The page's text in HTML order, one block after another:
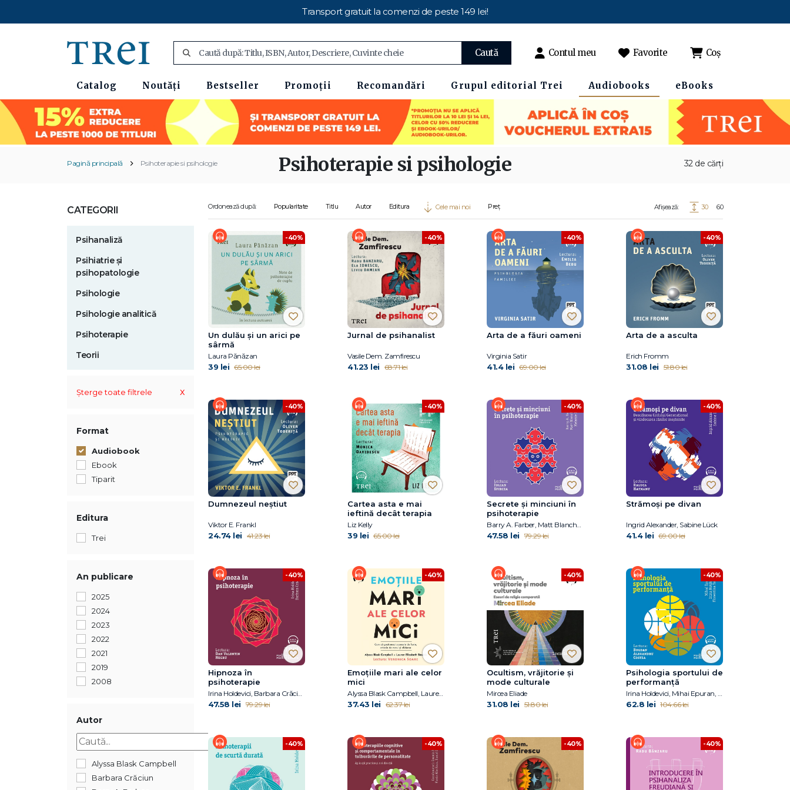
Transport gratuit la comenzi de peste 149 lei!
Caută Contul meu Favorite Coș
Catalog Noutăți Bestseller Promoții Recomandări Grupul editorial Trei Audiobooks eBooks
Pagină principală Psihoterapie si psihologie 32 de cărți
Psihoterapie si psihologie
CATEGORII
Psihanaliză
Psihiatrie și
psihopatologie
Psihologie
Psihologie analitică
Psihoterapie
Teorii
Șterge toate filtrele x
Format
Audiobook
Ebook
Tiparit
Editura
Trei
An publicare
2025
2024
2023
2022
2021
2019
2008
Autor
Alyssa Blask Campbell
Barbara Crăciun
Ordonează după: Popularitate Titlu Autor Editura Cele mai noi Preț Afișează: 30 60
-40%
Un dulău și un arici pe
sârmă
Laura Pănăzan
39 lei 65.00 lei
-40%
Jurnal de psihanalist
Vasile Dem. Zamfirescu
41.23 lei 68.71 lei
-40%
Arta de a făuri oameni
Virginia Satir
41.4 lei 69.00 lei
-40%
Arta de a asculta
Erich Fromm
31.08 lei 51.80 lei
-40%
Dumnezeul neștiut
Viktor E. Frankl
24.74 lei 41.23 lei
-40%
Cartea asta e mai
ieftină decât terapia
Liz Kelly
39 lei 65.00 lei
-40%
Secrete și minciuni în
psihoterapie
Barry A. Farber, Matt Blanchard, Melanie Love
47.58 lei 79.29 lei
-40%
Strămoși pe divan
Ingrid Alexander, Sabine Lück
41.4 lei 69.00 lei
-40%
Hipnoza în
psihoterapie
Irina Holdevici, Barbara Crăciun
47.58 lei 79.29 lei
-40%
Emoțiile mari ale celor
mici
Alyssa Blask Campbell, Lauren Elizabeth Stauble
37.43 lei 62.37 lei
-40%
Ocultism, vrăjitorie și
mode culturale
Mircea Eliade
31.08 lei 51.80 lei
-40%
Psihologia sportului de
performanță
Irina Holdevici, Mihai Epuran, Florentina Tonița
62.8 lei 104.66 lei
-40% -40% -40% -40%